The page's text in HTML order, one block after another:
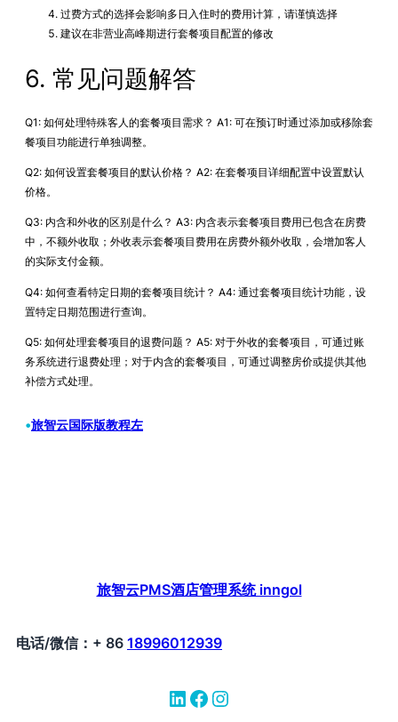
过费方式的选择会影响多日入住时的费用计算，请谨慎选择
建议在非营业高峰期进行套餐项目配置的修改
6. 常见问题解答
Q1: 如何处理特殊客人的套餐项目需求？ A1: 可在预订时通过添加或移除套
餐项目功能进行单独调整。
Q2: 如何设置套餐项目的默认价格？ A2: 在套餐项目详细配置中设置默认
价格。
Q3: 内含和外收的区别是什么？ A3: 内含表示套餐项目费用已包含在房费
中，不额外收取；外收表示套餐项目费用在房费外额外收取，会增加客人
的实际支付金额。
Q4: 如何查看特定日期的套餐项目统计？ A4: 通过套餐项目统计功能，设
置特定日期范围进行查询。
Q5: 如何处理套餐项目的退费问题？ A5: 对于外收的套餐项目，可通过账
务系统进行退费处理；对于内含的套餐项目，可通过调整房价或提供其他
补偿方式处理。
•旅智云国际版教程左
旅智云PMS酒店管理系统 inngol
电话/微信：+ 86 18996012939
LinkedIn Facebook Instagram